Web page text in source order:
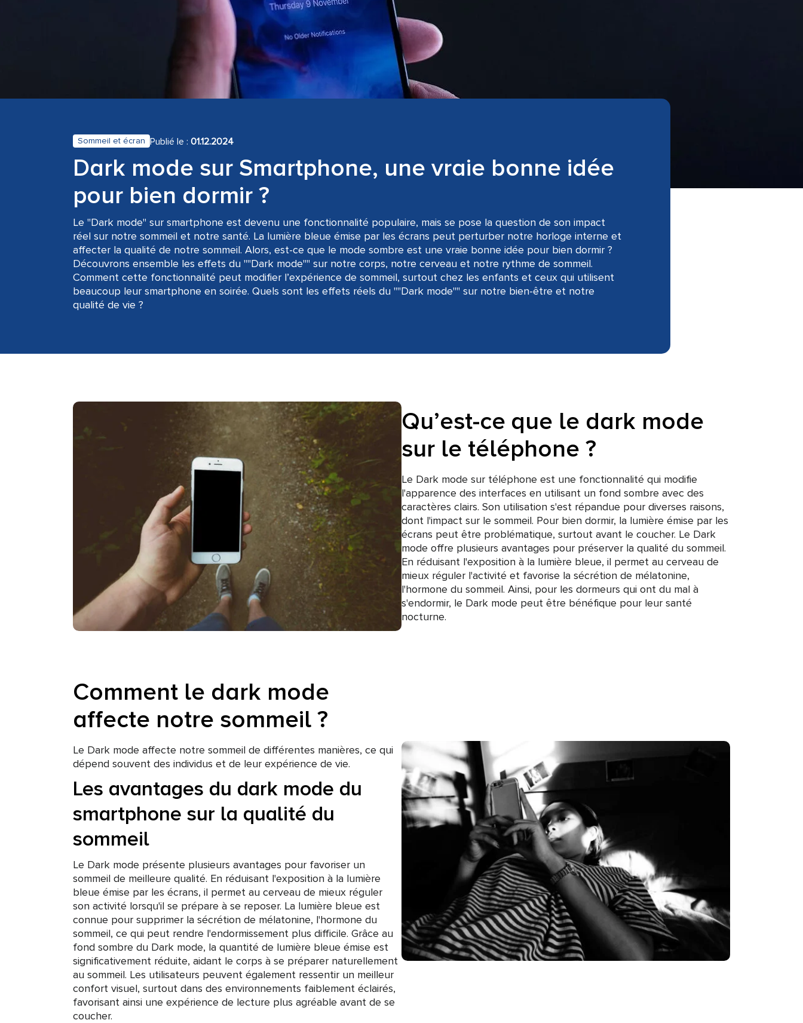
Sommeil et écran Publié le : 01.12.2024
Dark mode sur Smartphone, une vraie bonne idée
pour bien dormir ?
Le "Dark mode" sur smartphone est devenu une fonctionnalité populaire, mais se pose la question de son impact
réel sur notre sommeil et notre santé. La lumière bleue émise par les écrans peut perturber notre horloge interne et
affecter la qualité de notre sommeil. Alors, est-ce que le mode sombre est une vraie bonne idée pour bien dormir ?
Découvrons ensemble les effets du ""Dark mode"" sur notre corps, notre cerveau et notre rythme de sommeil.
Comment cette fonctionnalité peut modifier l’expérience de sommeil, surtout chez les enfants et ceux qui utilisent
beaucoup leur smartphone en soirée. Quels sont les effets réels du ""Dark mode"" sur notre bien-être et notre
qualité de vie ?
Qu’est-ce que le dark mode
sur le téléphone ?
Le Dark mode sur téléphone est une fonctionnalité qui modifie
l'apparence des interfaces en utilisant un fond sombre avec des
caractères clairs. Son utilisation s'est répandue pour diverses raisons,
dont l'impact sur le sommeil. Pour bien dormir, la lumière émise par les
écrans peut être problématique, surtout avant le coucher. Le Dark
mode offre plusieurs avantages pour préserver la qualité du sommeil.
En réduisant l'exposition à la lumière bleue, il permet au cerveau de
mieux réguler l'activité et favorise la sécrétion de mélatonine,
l'hormone du sommeil. Ainsi, pour les dormeurs qui ont du mal à
s'endormir, le Dark mode peut être bénéfique pour leur santé
nocturne.
Comment le dark mode
affecte notre sommeil ?
Le Dark mode affecte notre sommeil de différentes manières, ce qui
dépend souvent des individus et de leur expérience de vie.
Les avantages du dark mode du
smartphone sur la qualité du
sommeil
Le Dark mode présente plusieurs avantages pour favoriser un
sommeil de meilleure qualité. En réduisant l'exposition à la lumière
bleue émise par les écrans, il permet au cerveau de mieux réguler
son activité lorsqu'il se prépare à se reposer. La lumière bleue est
connue pour supprimer la sécrétion de mélatonine, l'hormone du
sommeil, ce qui peut rendre l'endormissement plus difficile. Grâce au
fond sombre du Dark mode, la quantité de lumière bleue émise est
significativement réduite, aidant le corps à se préparer naturellement
au sommeil. Les utilisateurs peuvent également ressentir un meilleur
confort visuel, surtout dans des environnements faiblement éclairés,
favorisant ainsi une expérience de lecture plus agréable avant de se
coucher.